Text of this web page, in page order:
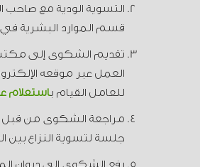
التسوية الودية مع
قسم الموارد البشرية
تقديم الشكوى إلى مكتب
العمل عبر موقعه
للعامل القيام ب
مراجعة الشكوى من قبل
جلسة لتسوية النزاع بين
رفع الشكوى إلى ديوان